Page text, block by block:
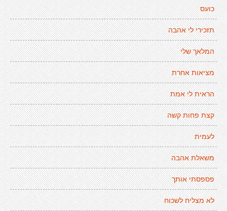
כועס
תזכירי לי אהבה
המלאך שלי
מציאות אחרת
הראית לי אמת
קצת פחות קשה
לעמית
משאלת אהבה
פספסתי אותך
לא מצליח לשכוח